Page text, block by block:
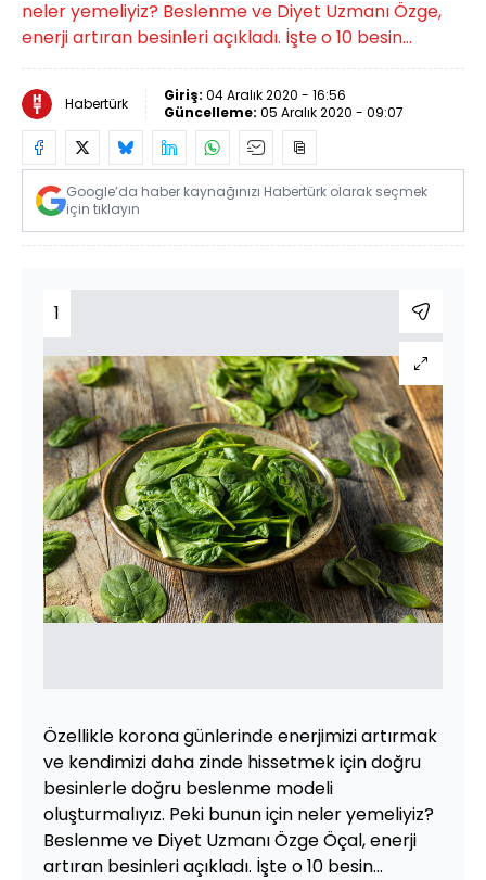
neler yemeliyiz? Beslenme ve Diyet Uzmanı Özge,
enerji artıran besinleri açıkladı. İşte o 10 besin...
Habertürk Giriş: 04 Aralık 2020 - 16:56
Güncelleme: 05 Aralık 2020 - 09:07
Google’da haber kaynağınızı Habertürk olarak seçmek
için tıklayın
1
Özellikle korona günlerinde enerjimizi artırmak
ve kendimizi daha zinde hissetmek için doğru
besinlerle doğru beslenme modeli
oluşturmalıyız. Peki bunun için neler yemeliyiz?
Beslenme ve Diyet Uzmanı Özge Öçal, enerji
artıran besinleri açıkladı. İşte o 10 besin...